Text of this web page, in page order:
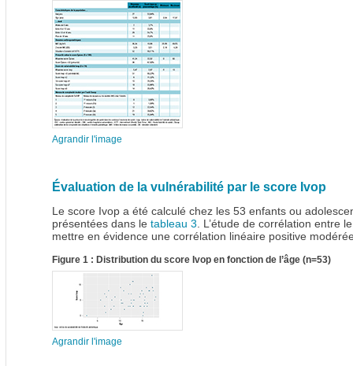
Agrandir l'image
Évaluation de la vulnérabilité par le score Ivop
Le score Ivop a été calculé chez les 53 enfants ou
présentées dans le tableau 3. L’étude de corrélation entre
mettre en évidence une corrélation linéaire positive
Figure 1 : Distribution du score Ivop en fonction de l’âge (n=53)
Agrandir l'image